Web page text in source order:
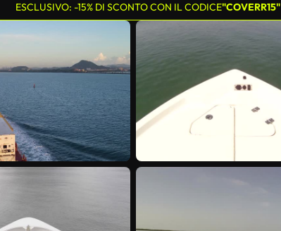
ESCLUSIVO: -15% DI SCONTO CON IL CODICE"COVERR15"